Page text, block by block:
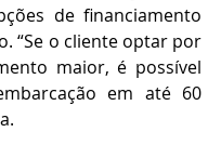
de financiamento
“Se o cliente optar por
maior, é possível
em até 60